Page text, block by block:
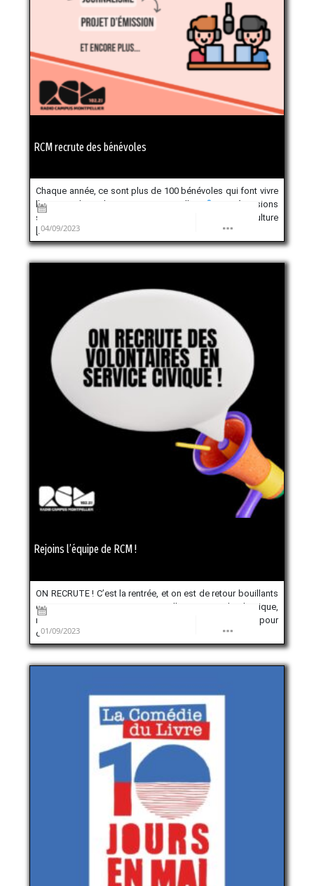
RCM recrute des bénévoles
Chaque année, ce sont plus de 100 bénévoles qui font vivre
l’antenne de Radio Campus Montpellier
Nos émissions
sont diverses, elles mettent en avant la musique et la culture
[…]
04/09/2023
Rejoins l’équipe de RCM !
ON RECRUTE ! C’est la rentrée, et on est de retour bouillants
comme jamais. Pour cette nouvelle saison radiophonique,
nous recherchons des volontaires en service civique pour
deux missions : […]
01/09/2023